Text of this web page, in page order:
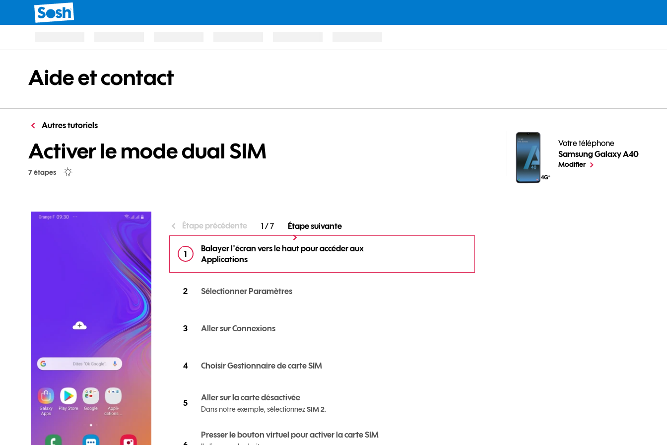
Aide et contact
Autres tutoriels
Activer le mode dual SIM
7 étapes
Votre téléphone
Samsung Galaxy A40
pour votre Samsung Galaxy A40
Modifierle téléphone sélectionné
Étape précédente 1 / 7 Étape suivante
Balayer l'écran vers le haut pour accéder aux
Applications
Sélectionner Paramètres
Aller sur Connexions
Choisir Gestionnaire de carte SIM
Aller sur la carte désactivée
Dans notre exemple, sélectionnezSIM 2.
Presser le bouton virtuel pour activer la carte SIM